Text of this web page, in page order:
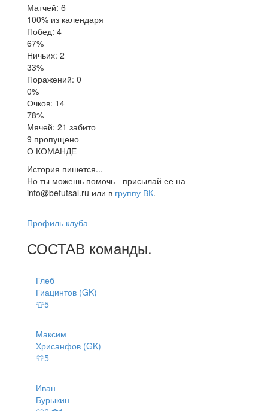
Матчей: 6
100% из календаря
Побед: 4
67%
Ничьих: 2
33%
Поражений: 0
0%
Очков: 14
78%
Мячей: 21 забито
9 пропущено
О КОМАНДЕ
История пишется...
Но ты можешь помочь - присылай ее на
info@befutsal.ru или в группу ВК.
Профиль клуба
СОСТАВ команды.
Глеб
Гиацинтов (GK)
👕5
Максим
Хрисанфов (GK)
👕5
Иван
Бурыкин